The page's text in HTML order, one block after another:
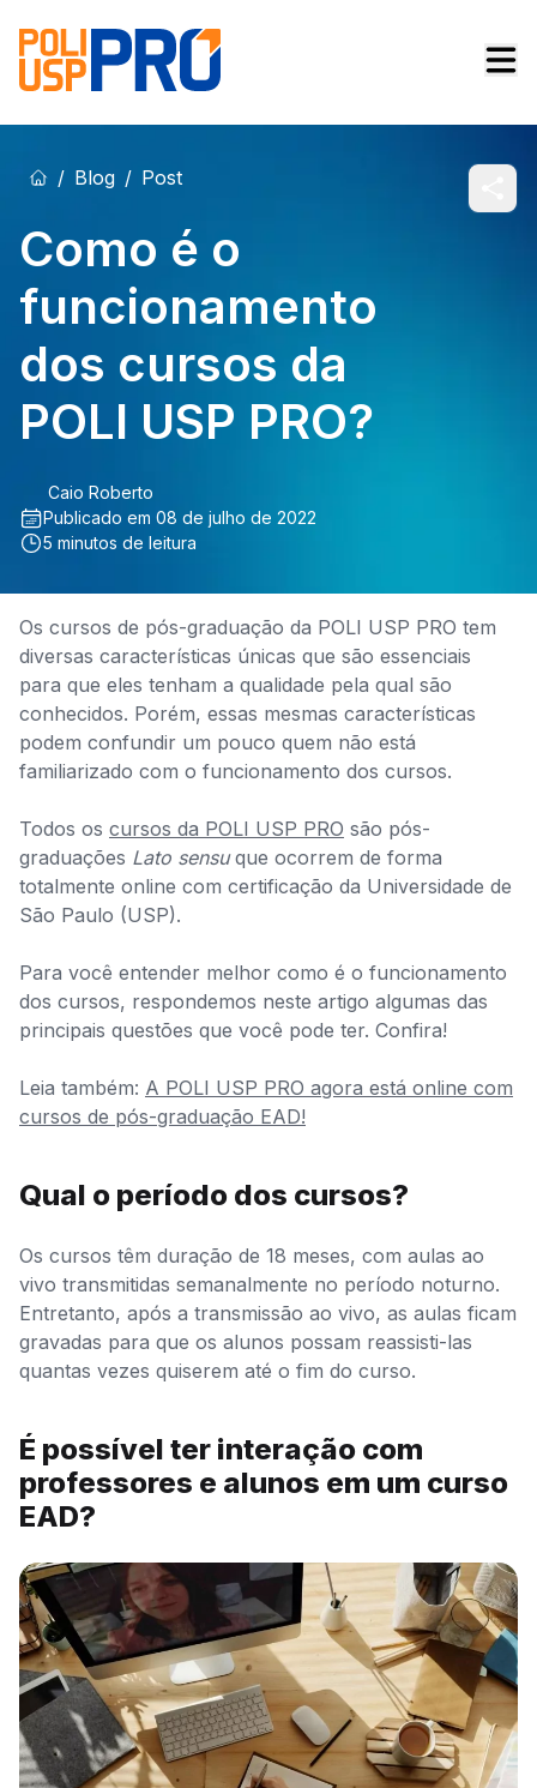
/ Blog / Post
Como é o
funcionamento
dos cursos da
POLI USP PRO?
Caio Roberto
Publicado em 08 de julho de 2022
5 minutos de leitura
Os cursos de pós-graduação da POLI USP PRO tem
diversas características únicas que são essenciais
para que eles tenham a qualidade pela qual são
conhecidos. Porém, essas mesmas características
podem confundir um pouco quem não está
familiarizado com o funcionamento dos cursos.
Todos os cursos da POLI USP PRO são pós-
graduações Lato sensuque ocorrem de forma
totalmente online com certificação da Universidade de
São Paulo (USP).
Para você entender melhor como é o funcionamento
dos cursos, respondemos neste artigo algumas das
principais questões que você pode ter. Confira!
Leia também: A POLI USP PRO agora está online com
cursos de pós-graduação EAD!
Qual o período dos cursos?
Os cursos têm duração de 18 meses, com aulas ao
vivo transmitidas semanalmente no período noturno.
Entretanto, após a transmissão ao vivo, as aulas ficam
gravadas para que os alunos possam reassisti-las
quantas vezes quiserem até o fim do curso.
É possível ter interação com
professores e alunos em um curso
EAD?